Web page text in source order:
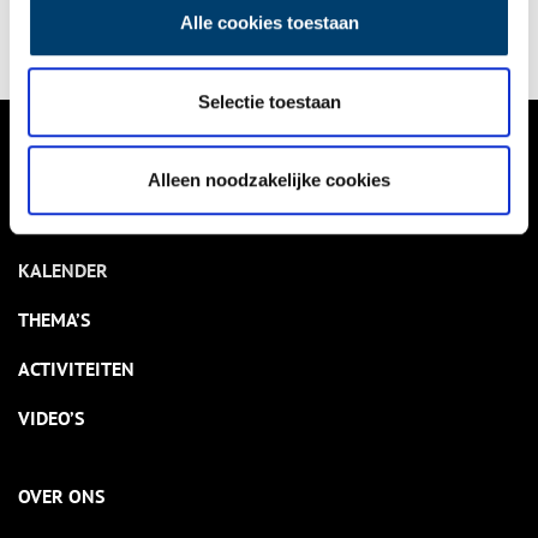
Alle cookies toestaan
Selectie toestaan
Alleen noodzakelijke cookies
NIEUWS
KALENDER
THEMA’S
ACTIVITEITEN
VIDEO’S
OVER ONS